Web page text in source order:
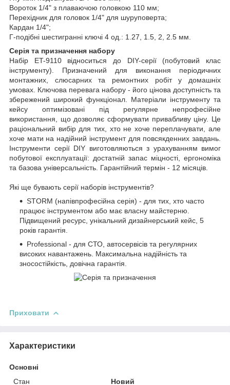
Вороток 1/4" з плаваючою головкою 110 мм;
Перехідник для головок 1/4" для шуруповерта;
Кардан 1/4";
Г-подібні шестигранні ключі 4 од.: 1.27, 1.5, 2, 2.5 мм.
Серія та призначення набору
Набір ET-9110 відноситься до DIY-серії (побутовий клас
інструменту). Призначений для виконання періодичних
монтажних, слюсарних та ремонтних робіт у домашніх
умовах. Ключова перевага набору - його цінова доступність та
збережений широкий функціонал. Матеріали інструменту та
кейсу оптимізовані під регулярне непрофесійне
використання, що дозволяє сформувати привабливу ціну. Це
раціональний вибір для тих, хто не хоче переплачувати, але
хоче мати на надійний інструмент для повсякденних завдань.
Інструменти серії DIY виготовляються з урахуванням вимог
побутової експлуатації: достатній запас міцності, ергономіка
та базова універсальність. Гарантійний термін - 12 місяців.
Які ще бувають серії наборів інструментів?
STORM (напівпрофесійна серія) - для тих, хто часто
працює інструментом або має власну майстерню.
Підвищений ресурс, унікальний дизайнерський кейс, 5
років гарантія.
Professional - для СТО, автосервісів та регулярних
високих навантажень. Максимальна надійність та
зносостійкість, довічна гарантія.
Приховати
Характеристики
Основні
Стан
Новий